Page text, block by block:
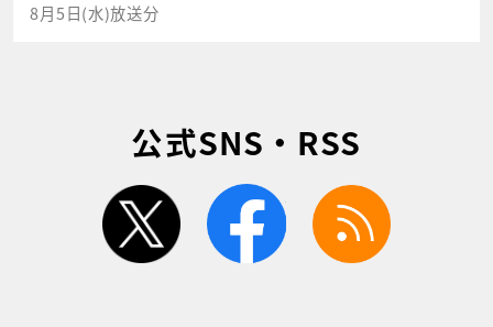
8月5日(水)放送分
公式SNS・RSS
twitter facebook